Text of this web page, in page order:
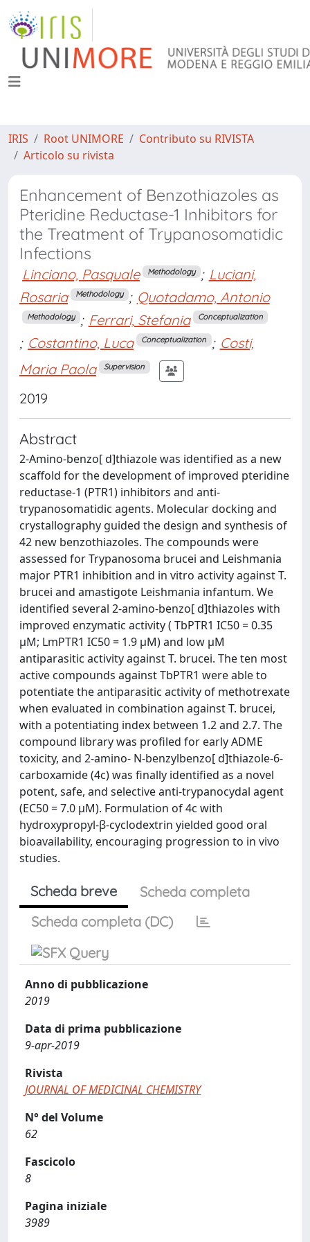
IRIS Root UNIMORE
Contributo su RIVISTA
Articolo su rivista
Enhancement of Benzothiazoles as
Pteridine Reductase-1 Inhibitors for
the Treatment of Trypanosomatidic
Infections
Linciano, Pasquale Methodology ; Luciani,
Rosaria
Methodology ; Quotadamo, Antonio
Methodology ; Ferrari, Stefania Conceptualization
; Costantino, Luca Conceptualization ; Costi,
Maria Paola
Supervision
2019
Abstract
2-Amino-benzo[ d]thiazole was identified as a new
scaffold for the development of improved pteridine
reductase-1 (PTR1) inhibitors and anti-
trypanosomatidic agents. Molecular docking and
crystallography guided the design and synthesis of
42 new benzothiazoles. The compounds were
assessed for Trypanosoma brucei and Leishmania
major PTR1 inhibition and in vitro activity against T.
brucei and amastigote Leishmania infantum. We
identified several 2-amino-benzo[ d]thiazoles with
improved enzymatic activity ( TbPTR1 IC50 = 0.35
μM; LmPTR1 IC50 = 1.9 μM) and low μM
antiparasitic activity against T. brucei. The ten most
active compounds against TbPTR1 were able to
potentiate the antiparasitic activity of methotrexate
when evaluated in combination against T. brucei,
with a potentiating index between 1.2 and 2.7. The
compound library was profiled for early ADME
toxicity, and 2-amino- N-benzylbenzo[ d]thiazole-6-
carboxamide (4c) was finally identified as a novel
potent, safe, and selective anti-trypanocydal agent
(EC50 = 7.0 μM). Formulation of 4c with
hydroxypropyl-β-cyclodextrin yielded good oral
bioavailability, encouraging progression to in vivo
studies.
Scheda breve
Scheda completa
Scheda completa (DC)
Anno di pubblicazione
2019
Data di prima pubblicazione
9-apr-2019
Rivista
JOURNAL OF MEDICINAL CHEMISTRY
N° del Volume
62
Fascicolo
8
Pagina iniziale
3989